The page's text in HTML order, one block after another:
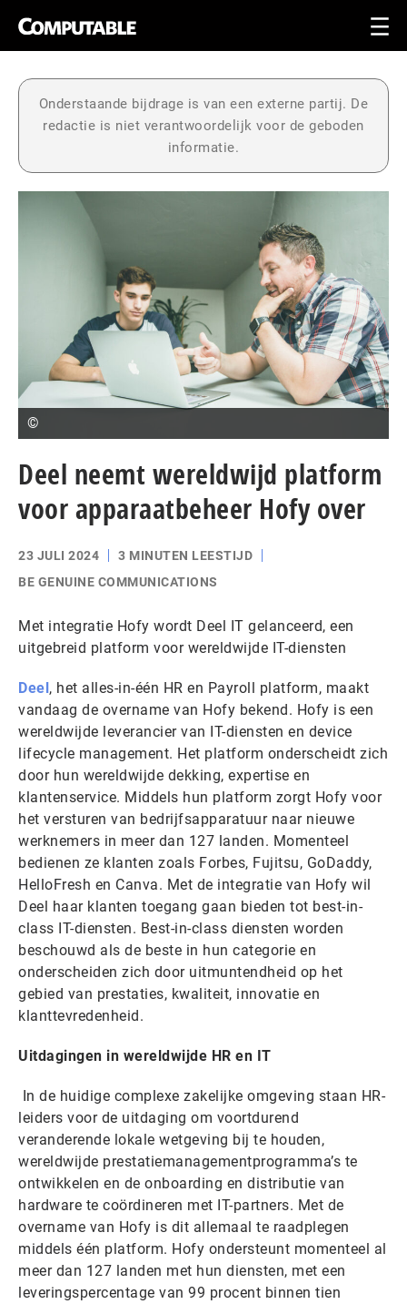
Onderstaande bijdrage is van een externe partij. De
redactie is niet verantwoordelijk voor de geboden
informatie.
©
Deel neemt wereldwijd platform
voor apparaatbeheer Hofy over
23 JULI 2024
3 MINUTEN LEESTIJD
BE GENUINE COMMUNICATIONS
Met integratie Hofy wordt Deel IT gelanceerd, een
uitgebreid platform voor wereldwijde IT-diensten
Deel, het alles-in-één HR en Payroll platform, maakt
vandaag de overname van Hofy bekend. Hofy is een
wereldwijde leverancier van IT-diensten en device
lifecycle management. Het platform onderscheidt zich
door hun wereldwijde dekking, expertise en
klantenservice. Middels hun platform zorgt Hofy voor
het versturen van bedrijfsapparatuur naar nieuwe
werknemers in meer dan 127 landen. Momenteel
bedienen ze klanten zoals Forbes, Fujitsu, GoDaddy,
HelloFresh en Canva. Met de integratie van Hofy wil
Deel haar klanten toegang gaan bieden tot best-in-
class IT-diensten. Best-in-class diensten worden
beschouwd als de beste in hun categorie en
onderscheiden zich door uitmuntendheid op het
gebied van prestaties, kwaliteit, innovatie en
klanttevredenheid.
Uitdagingen in wereldwijde HR en IT
In de huidige complexe zakelijke omgeving staan HR-
leiders voor de uitdaging om voortdurend
veranderende lokale wetgeving bij te houden,
wereldwijde prestatiemanagementprogramma’s te
ontwikkelen en de onboarding en distributie van
hardware te coördineren met IT-partners. Met de
overname van Hofy is dit allemaal te raadplegen
middels één platform. Hofy ondersteunt momenteel al
meer dan 127 landen met hun diensten, met een
leveringspercentage van 99 procent binnen tien